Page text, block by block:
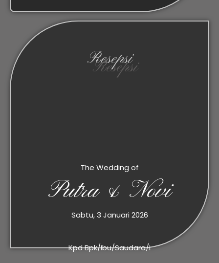
Resepsi
The Wedding of
Putra & Novi
Sabtu, 3 Januari 2026
Kpd Bpk/Ibu/Saudara/i